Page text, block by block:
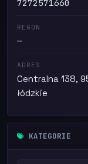
7272571660
REGON
—
ADRES
Centralna 138,
łódzkie
KATEGORIE